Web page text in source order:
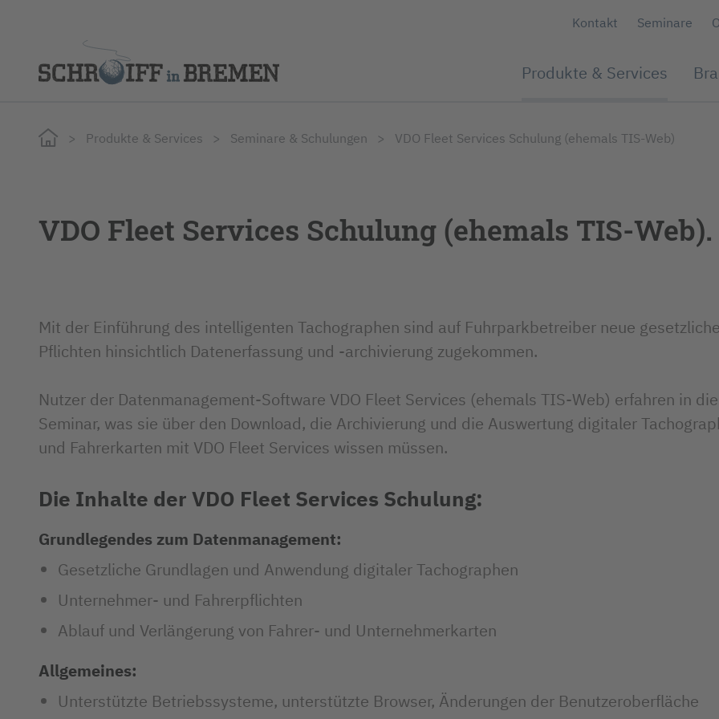
Kontakt Seminare
Produkte & Services
Produkte & Services Seminare & Schulungen VDO Fleet Services Schulung (ehemals TIS-Web)
VDO Fleet Services Schulung (ehemals TIS-Web).
Mit der Einführung des intelligenten Tachographen sind auf Fuhrparkbetreiber neue gesetzliche
Pflichten hinsichtlich Datenerfassung und -archivierung zugekommen.
Nutzer der Datenmanagement-Software VDO Fleet Services (ehemals TIS-Web) erfahren in
Seminar, was sie über den Download, die Archivierung und die Auswertung digitaler
und Fahrerkarten mit VDO Fleet Services wissen müssen.
Die Inhalte der VDO Fleet Services Schulung:
Grundlegendes zum Datenmanagement:
Gesetzliche Grundlagen und Anwendung digitaler Tachographen
Unternehmer- und Fahrerpflichten
Ablauf und Verlängerung von Fahrer- und Unternehmerkarten
Allgemeines:
Unterstützte Betriebssysteme, unterstützte Browser, Änderungen der Benutzeroberfläche